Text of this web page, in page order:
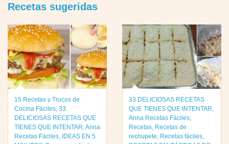
Recetas sugeridas
15 Recetas y Trucos de
Cocina Fáciles, 33
DELICIOSAS RECETAS QUE
TIENES QUE INTENTAR,Anna
Recetas Fáciles, IDEAS EN 5
33 DELICIOSAS RECETAS
QUE TIENES QUE INTENTAR,
Anna Recetas Fáciles,
Recetas, Recetas de
rechupete, Recetas fáciles,